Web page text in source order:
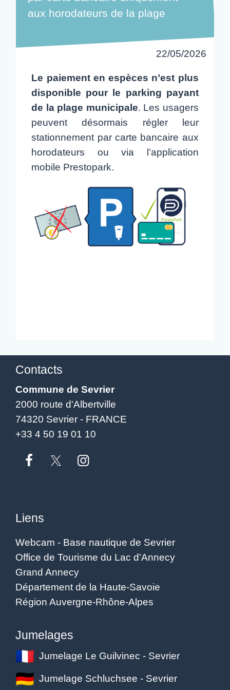
aux horodateurs de la plage
22/05/2026
Le paiement en espèces n’est plus
disponible pour le parking payant
de la plage municipale. Les usagers
peuvent désormais régler leur
stationnement par carte bancaire aux
horodateurs ou via l’application
mobile Prestopark.
Contacts
Commune de Sevrier
2000 route d'Albertville
74320 Sevrier - FRANCE
+33 4 50 19 01 10
Liens
Webcam - Base nautique de Sevrier
Office de Tourisme du Lac d'Annecy
Grand Annecy
Département de la Haute-Savoie
Région Auvergne-Rhône-Alpes
Jumelages
Jumelage Le Guilvinec - Sevrier
Jumelage Schluchsee - Sevrier